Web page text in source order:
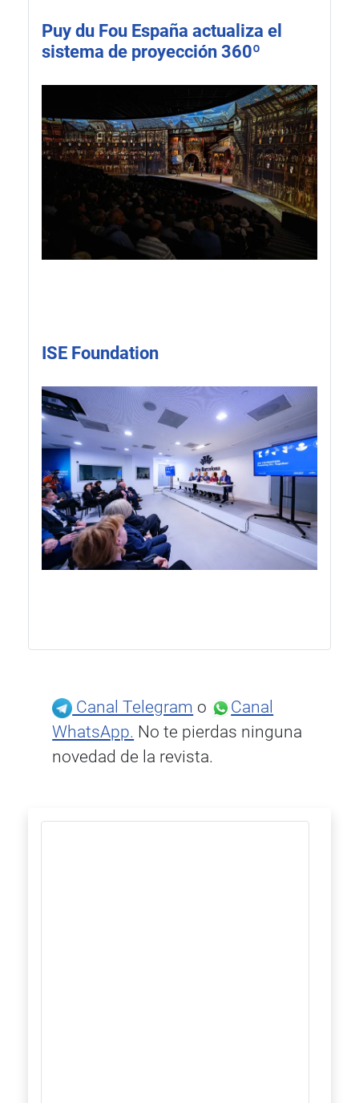
Puy du Fou España actualiza el
sistema de proyección 360º
ISE Foundation
Canal Telegram o
Canal
WhatsApp. No te pierdas ninguna
novedad de la revista.